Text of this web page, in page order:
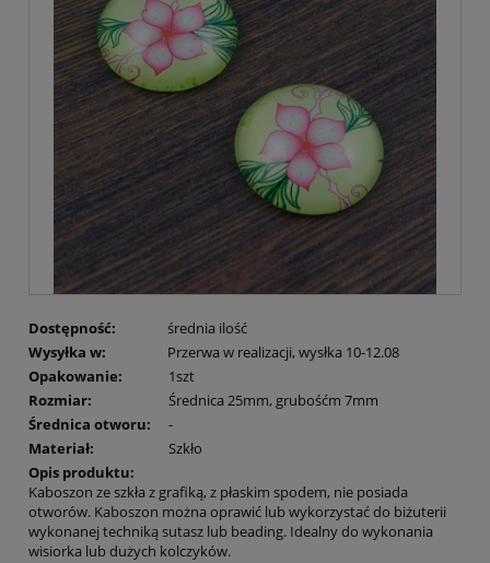
Dostępność:
średnia ilość
Wysyłka w:
Przerwa w realizacji, wysłka 10-12.08
Opakowanie:
1szt
Rozmiar:
Średnica 25mm, grubośćm 7mm
Średnica otworu:
-
Materiał:
Szkło
Opis produktu:
Kaboszon ze szkła z grafiką, z płaskim spodem, nie posiada
otworów. Kaboszon można oprawić lub wykorzystać do biżuterii
wykonanej techniką sutasz lub beading. Idealny do wykonania
wisiorka lub dużych kolczyków.